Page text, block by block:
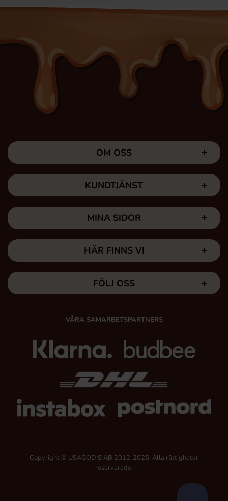
OM OSS
KUNDTJÄNST
MINA SIDOR
HÄR FINNS VI
FÖLJ OSS
VÅRA SAMARBETSPARTNERS
Copyright © USAGODIS AB 2012-2025, Alla rättigheter
reserverade.